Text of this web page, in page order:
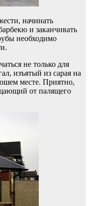
начинать
и заканчивать
необходимо
не только для
изъятый из сарая на
месте. Приятно,
от палящего